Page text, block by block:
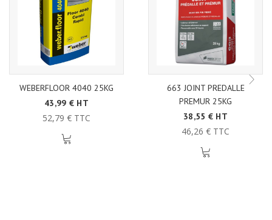
WEBERFLOOR 4040 25KG
43,99 € HT
52,79 € TTC
663 JOINT PREDALLE
PREMUR 25KG
38,55 € HT
46,26 € TTC